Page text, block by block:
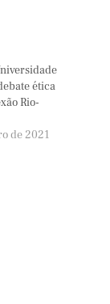
ética
Rio-
de 2021